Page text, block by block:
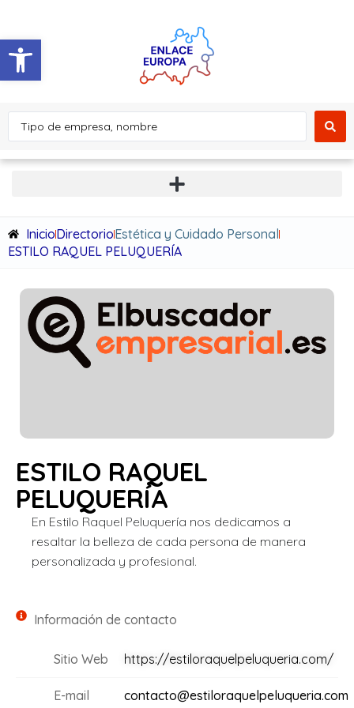
Abrir barra de herramientas
InicioDirectorioEstética y Cuidado Personal
ESTILO RAQUEL PELUQUERÍA
ESTILO RAQUEL
PELUQUERÍA
En Estilo Raquel Peluquería nos dedicamos a
resaltar la belleza de cada persona de manera
personalizada y profesional.
Información de contacto
Sitio Web https://estiloraquelpeluqueria.com/
E-mail contacto@estiloraquelpeluqueria.com